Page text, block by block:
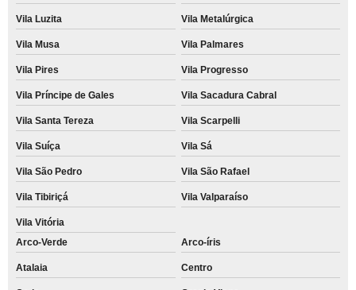
Vila Luzita Vila Metalúrgica
Vila Musa Vila Palmares
Vila Pires Vila Progresso
Vila Príncipe de Gales Vila Sacadura Cabral
Vila Santa Tereza Vila Scarpelli
Vila Suíça Vila Sá
Vila São Pedro Vila São Rafael
Vila Tibiriçá Vila Valparaíso
Vila Vitória
Arco-Verde
Arco-íris
Atalaia Centro